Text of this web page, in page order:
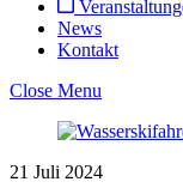
News
Kontakt
Close Menu
21 Juli 2024